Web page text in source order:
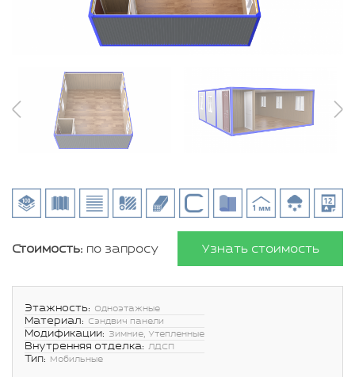
Стоимость: по запросу Узнать стоимость
Этажность: Одноэтажные
Материал: Сэндвич панели
Модификации: Зимние, Утепленные
Внутренняя отделка: ЛДСП
Тип: Мобильные